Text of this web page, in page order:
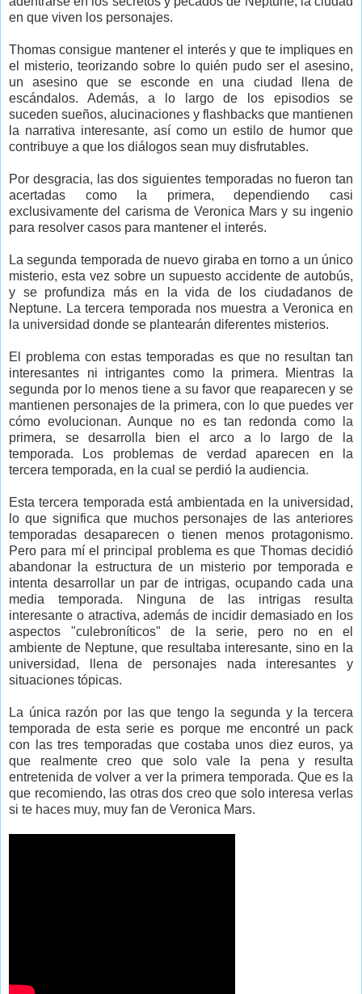
en que viven los personajes.
Thomas consigue mantener el interés y que te impliques en
el misterio, teorizando sobre lo quién pudo ser el asesino,
un asesino que se esconde en una ciudad llena de
escándalos. Además, a lo largo de los episodios se
suceden sueños, alucinaciones y flashbacks que mantienen
la narrativa interesante, así como un estilo de humor que
contribuye a que los diálogos sean muy disfrutables.
Por desgracia, las dos siguientes temporadas no fueron tan
acertadas como la primera, dependiendo casi
exclusivamente del carisma de Veronica Mars y su ingenio
para resolver casos para mantener el interés.
La segunda temporada de nuevo giraba en torno a un único
misterio, esta vez sobre un supuesto accidente de autobús,
y se profundiza más en la vida de los ciudadanos de
Neptune. La tercera temporada nos muestra a Veronica en
la universidad donde se plantearán diferentes misterios.
El problema con estas temporadas es que no resultan tan
interesantes ni intrigantes como la primera. Mientras la
segunda por lo menos tiene a su favor que reaparecen y se
mantienen personajes de la primera, con lo que puedes ver
cómo evolucionan. Aunque no es tan redonda como la
primera, se desarrolla bien el arco a lo largo de la
temporada. Los problemas de verdad aparecen en la
tercera temporada, en la cual se perdió la audiencia.
Esta tercera temporada está ambientada en la universidad,
lo que significa que muchos personajes de las anteriores
temporadas desaparecen o tienen menos protagonismo.
Pero para mí el principal problema es que Thomas decidió
abandonar la estructura de un misterio por temporada e
intenta desarrollar un par de intrigas, ocupando cada una
media temporada. Ninguna de las intrigas resulta
interesante o atractiva, además de incidir demasiado en los
aspectos "culebroníticos" de la serie, pero no en el
ambiente de Neptune, que resultaba interesante, sino en la
universidad, llena de personajes nada interesantes y
situaciones tópicas.
La única razón por las que tengo la segunda y la tercera
temporada de esta serie es porque me encontré un pack
con las tres temporadas que costaba unos diez euros, ya
que realmente creo que solo vale la pena y resulta
entretenida de volver a ver la primera temporada. Que es la
que recomiendo, las otras dos creo que solo interesa verlas
si te haces muy, muy fan de Veronica Mars.